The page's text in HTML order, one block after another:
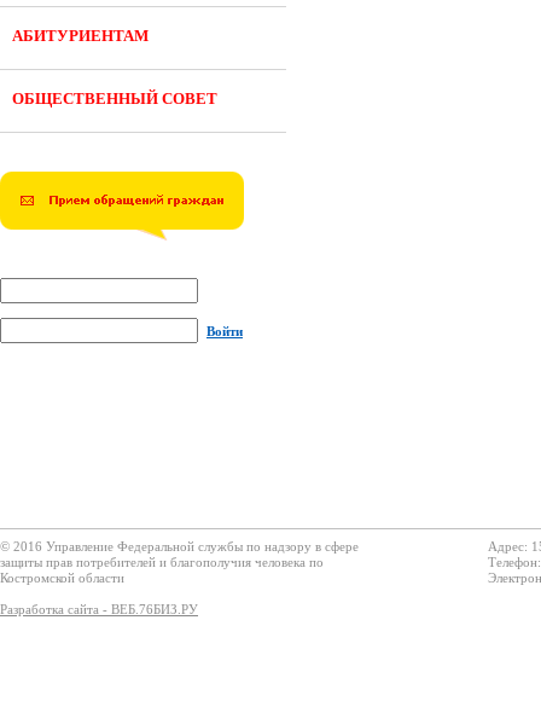
АБИТУРИЕНТАМ
ОБЩЕСТВЕННЫЙ СОВЕТ
Войти
© 2016 Управление Федеральной службы по надзору в сфере
защиты прав потребителей и благополучия человека по
Костромской области
Разработка сайта - ВЕБ.76БИЗ.РУ
Адрес: